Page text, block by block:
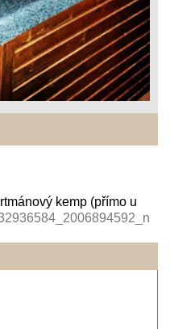
kemp (přímo u